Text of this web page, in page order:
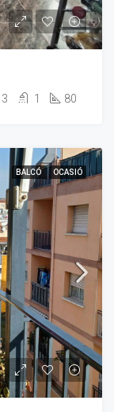
3 1 80
BALCÓ OCASIÓ